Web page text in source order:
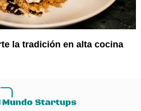
la tradición en alta cocina